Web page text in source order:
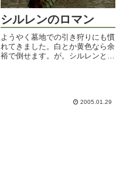
シルレンのロマン
ようやく墓地での引き狩りにも慣
れてきました。白とか黄色なら余
裕で倒せます。が。シルレンと言
すよね～。ターゲットはシーレン
2005.01.29